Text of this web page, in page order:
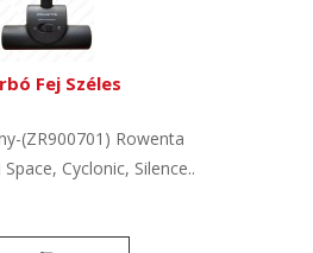
Fej Széles
(ZR900701) Rowenta
Cyclonic, Silence..